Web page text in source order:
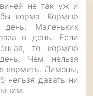
не так уж и
корма. Кормлю
Маленьких
в день. Если
то кормлю
Чем нельзя
кормить. Лимоны,
нельзя давать ни